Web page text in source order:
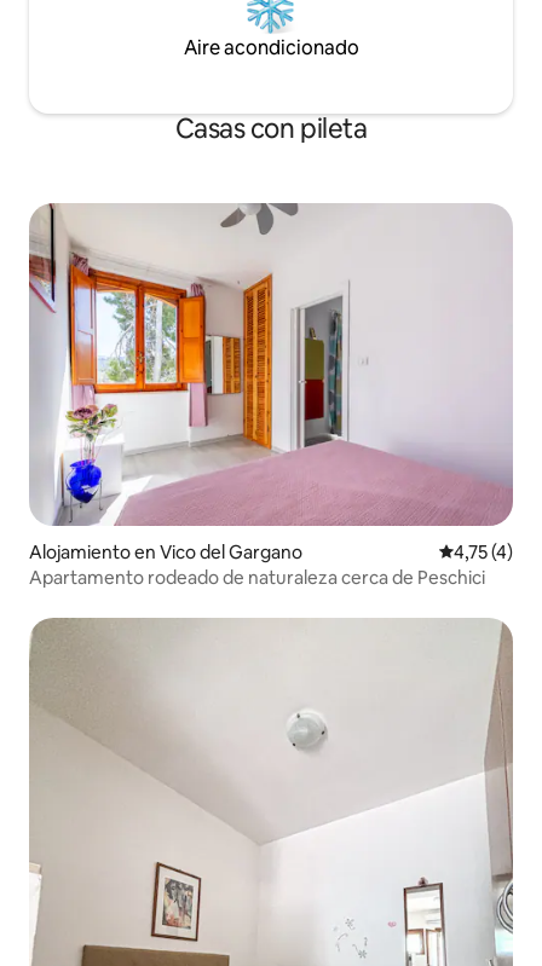
Aire acondicionado
Casas con pileta
Alojamiento en Vico del Gargano Calificación
4,75 (4)
Apartamento rodeado de naturaleza cerca de Peschici